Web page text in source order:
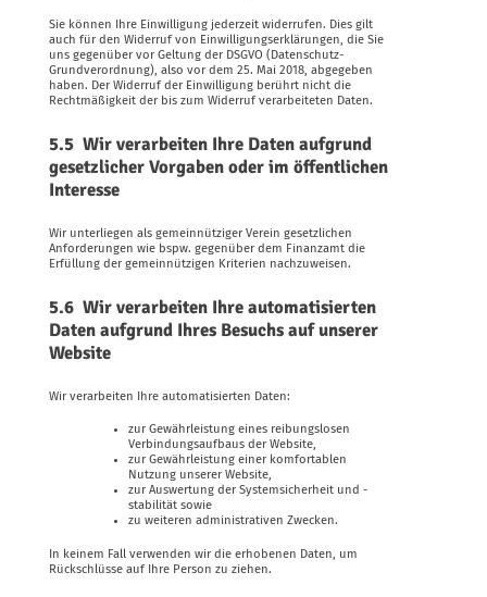
Sie können Ihre Einwilligung jederzeit widerrufen. Dies gilt
auch für den Widerruf von Einwilligungserklärungen, die Sie
uns gegenüber vor Geltung der DSGVO (Datenschutz-
Grundverordnung), also vor dem 25. Mai 2018, abgegeben
haben. Der Widerruf der Einwilligung berührt nicht die
Rechtmäßigkeit der bis zum Widerruf verarbeiteten Daten.
5.5 Wir verarbeiten Ihre Daten aufgrund
gesetzlicher Vorgaben oder im öffentlichen
Interesse
Wir unterliegen als gemeinnütziger Verein gesetzlichen
Anforderungen wie bspw. gegenüber dem Finanzamt die
Erfüllung der gemeinnützigen Kriterien nachzuweisen.
5.6 Wir verarbeiten Ihre automatisierten
Daten aufgrund Ihres Besuchs auf unserer
Website
Wir verarbeiten Ihre automatisierten Daten:
zur Gewährleistung eines reibungslosen
Verbindungsaufbaus der Website,
zur Gewährleistung einer komfortablen
Nutzung unserer Website,
zur Auswertung der Systemsicherheit und -
stabilität sowie
zu weiteren administrativen Zwecken.
In keinem Fall verwenden wir die erhobenen Daten, um
Rückschlüsse auf Ihre Person zu ziehen.